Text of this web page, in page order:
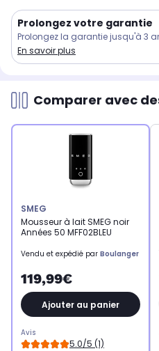
Prolongez votre garantie
Prolongez la garantie jusqu'à 3
En savoir plus
Comparer avec
SMEG
Mousseur à lait SMEG noir
Années 50 MFF02BLEU
Vendu et expédié par Boulanger
119,99€
Ajouter au panier
Avis
5.0/5 (1)